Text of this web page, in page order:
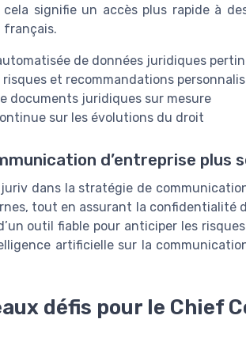
cela signifie un accès plus rapide à
français.
de données juridiques
risques et recommandations
documents juridiques sur mesure
sur les évolutions du droit
d’entreprise plus
juriv dans la stratégie de
tout en assurant la confidentialité
outil fiable pour anticiper les
artificielle sur la
défis pour le Chief